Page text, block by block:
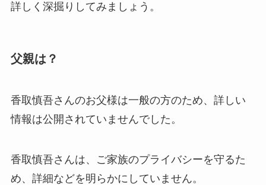
詳しく深掘りしてみましょう。
父親は？
香取慎吾さんのお父様は一般の方のため、詳しい
情報は公開されていませんでした。
香取慎吾さんは、ご家族のプライバシーを守るた
め、詳細などを明らかにしていません。